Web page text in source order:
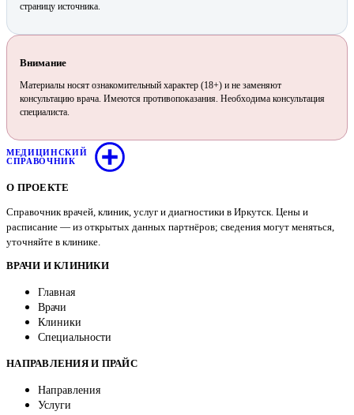
страницу источника.
Внимание
Материалы носят ознакомительный характер (18+) и не заменяют
консультацию врача. Имеются противопоказания. Необходима консультация
специалиста.
МЕДИЦИНСКИЙ
СПРАВОЧНИК
О ПРОЕКТЕ
Справочник врачей, клиник, услуг и диагностики в Иркутск. Цены и
расписание — из открытых данных партнёров; сведения могут меняться,
уточняйте в клинике.
ВРАЧИ И КЛИНИКИ
Главная
Врачи
Клиники
Специальности
НАПРАВЛЕНИЯ И ПРАЙС
Направления
Услуги